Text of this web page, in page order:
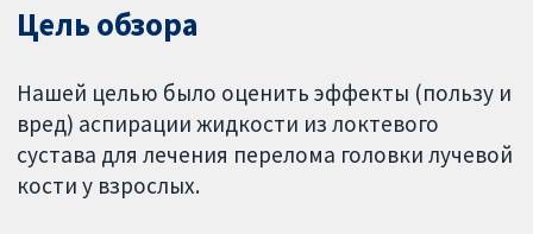
Цель обзора
Нашей целью было оценить эффекты (пользу и
вред) аспирации жидкости из локтевого
сустава для лечения перелома головки лучевой
кости у взрослых.